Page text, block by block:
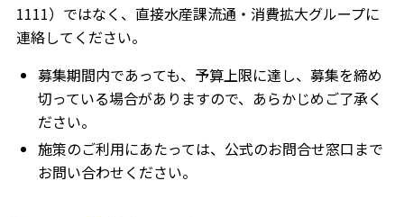
1111）ではなく、直接水産課流通・消費拡大グループに
連絡してください。
募集期間内であっても、予算上限に達し、募集を締め
切っている場合がありますので、あらかじめご了承く
ださい。
施策のご利用にあたっては、公式のお問合せ窓口まで
お問い合わせください。